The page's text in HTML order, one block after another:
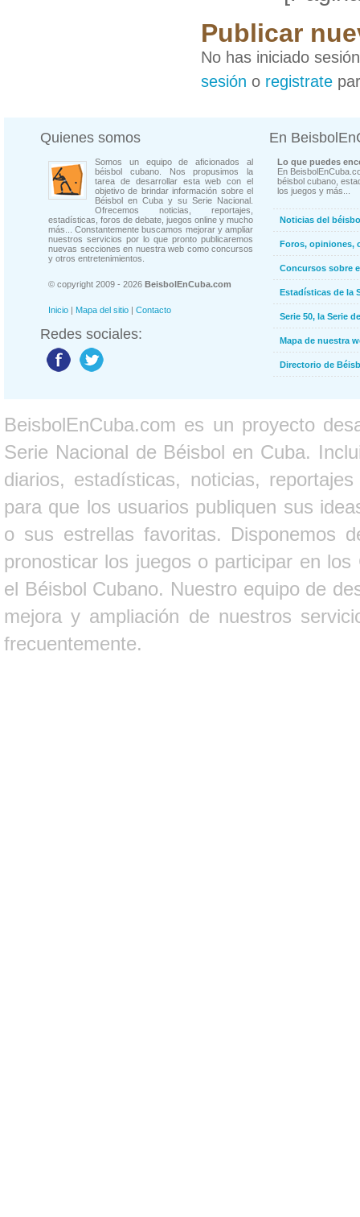
Publicar
No has iniciado
sesión o registrate
Quienes somos
Somos un equipo de aficionados al
béisbol cubano. Nos propusimos la
tarea de desarrollar esta web con el
objetivo de brindar información sobre el
Béisbol en Cuba y su Serie Nacional.
Ofrecemos noticias, reportajes,
estadísticas, foros de debate, juegos online y mucho
más... Constantemente buscamos mejorar y ampliar
nuestros servicios por lo que pronto publicaremos
nuevas secciones en nuestra web como concursos
y otros entretenimientos.
© copyright 2009 - 2026 BeisbolEnCuba.com
Inicio | Mapa del sitio | Contacto
Redes sociales:
En
Lo que puedes
En
béisbol cubano,
los juegos y más...
Noticias del
Foros, opiniones,
Concursos sobre
Estadísticas de la
Serie 50, la Serie
Mapa de nuestra
Directorio de
BeisbolEnCuba.com es un proyecto
Serie Nacional de Béisbol en Cuba.
diarios, estadísticas, noticias,
para que los usuarios publiquen sus
o sus estrellas favoritas. Disponemos
pronosticar los juegos o participar en
el Béisbol Cubano. Nuestro equipo de
mejora y ampliación de nuestros
frecuentemente.